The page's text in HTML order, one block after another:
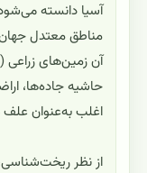
آسیا دانسته
مناطق معتدل
آن زمین‌های زراعی
حاشیه جاده‌ها،
اغلب به‌عنوان
از نظر